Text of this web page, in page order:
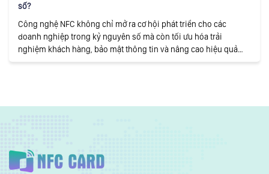
số?
Công nghệ NFC không chỉ mở ra cơ hội phát triển cho các
doanh nghiệp trong kỷ nguyên số mà còn tối ưu hóa trải
nghiệm khách hàng, bảo mật thông tin và nâng cao hiệu quả
quy trình làm việc.